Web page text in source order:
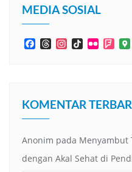
MEDIA SOSIAL
Facebook
ThreadsInstagram
TikTokFlickr
KOMENTAR
Anonim pada Menyambut
dengan Akal Sehat di